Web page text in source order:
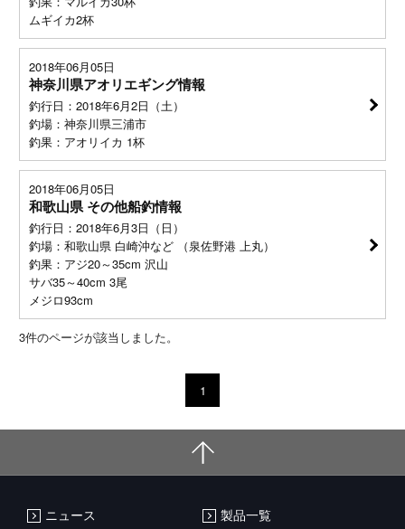
ムギイカ2杯
2018年06月05日
神奈川県アオリエギング情報
釣行日：2018年6月2日（土）
釣場：神奈川県三浦市
釣果：アオリイカ 1杯
2018年06月05日
和歌山県 その他船釣情報
釣行日：2018年6月3日（日）
釣場：和歌山県 白崎沖など （泉佐野港 上丸）
釣果：アジ20～35cm 沢山
サバ35～40cm 3尾
メジロ93cm
3件のページが該当しました。
1
ニュース 製品一覧